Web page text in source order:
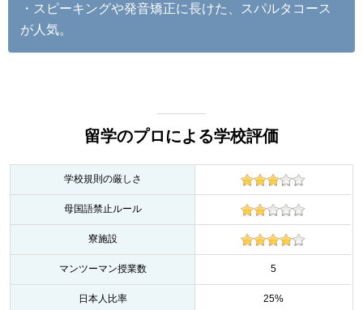
・スピーキングや発音矯正に長けた、スパルタコース
が人気。
留学のプロによる学校評価
学校規則の厳しさ
母国語禁止ルール
寮施設
マンツーマン授業数 5
日本人比率 25%